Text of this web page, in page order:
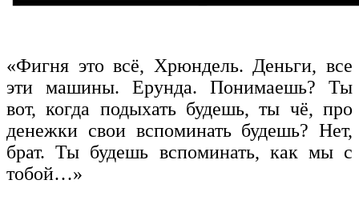
«Фигня это всё, Хрюндель. Деньги, все
эти машины. Ерунда. Понимаешь? Ты
вот, когда подыхать будешь, ты чё, про
денежки свои вспоминать будешь? Нет,
брат. Ты будешь вспоминать, как мы с
тобой…»